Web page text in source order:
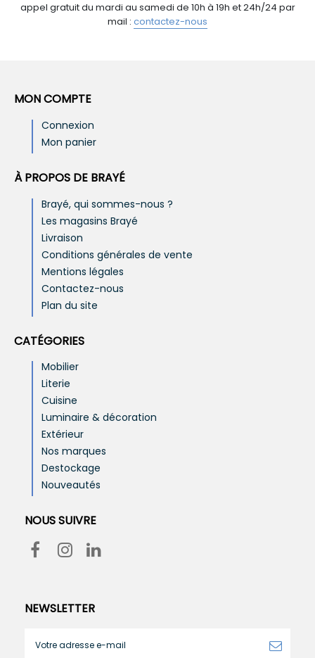
appel gratuit du mardi au samedi de 10h à 19h et 24h/24 par
mail : contactez-nous
MON COMPTE
Connexion
Mon panier
À PROPOS DE BRAYÉ
Brayé, qui sommes-nous ?
Les magasins Brayé
Livraison
Conditions générales de vente
Mentions légales
Contactez-nous
Plan du site
CATÉGORIES
Mobilier
Literie
Cuisine
Luminaire & décoration
Extérieur
Nos marques
Destockage
Nouveautés
NOUS SUIVRE
NEWSLETTER